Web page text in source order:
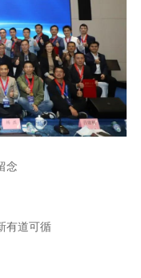
念
有道可循